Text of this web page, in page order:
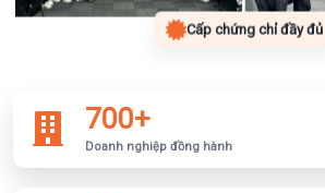
Cấp chứng chỉ đầy đủ
700+
Doanh nghiệp đồng hành